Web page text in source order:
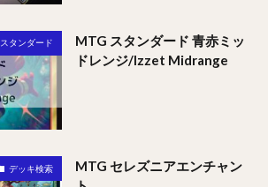
スタンダード
MTG スタンダード 青赤ミッ
ドレンジ/Izzet Midrange
デッキ検索
MTG セレズニアエンチャン